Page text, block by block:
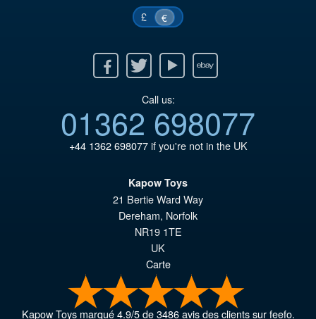
£ €
Twitter Youtube Ebay
Call us:
01362 698077
+44 1362 698077if you're not in the UK
Kapow Toys
21 Bertie Ward Way
Dereham, Norfolk
NR19 1TE
UK
Carte
Kapow Toysmarqué4.9/5de3486avis des clients sur feefo.